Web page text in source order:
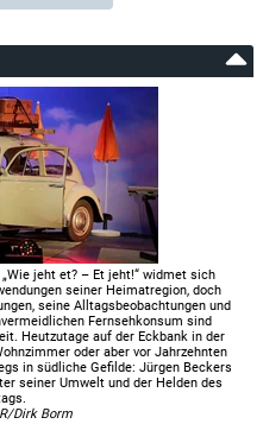
jeht et? – Et jeht!“ widmet sich
seiner Heimatregion, doch
seine Alltagsbeobachtungen und
Fernsehkonsum sind
Heutzutage auf der Eckbank in der
oder aber vor Jahrzehnten
in südliche Gefilde: Jürgen Beckers
seiner Umwelt und der Helden des
Dirk Borm